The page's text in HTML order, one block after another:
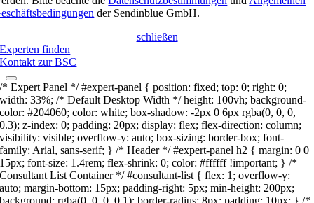
der Sendinblue GmbH.
schließen
Experten finden
Kontakt zur BSC
/* Expert Panel */ #expert-panel { position: fixed; top: 0; right: 0;
width: 33%; /* Default Desktop Width */ height: 100vh; background-
color: #204060; color: white; box-shadow: -2px 0 6px rgba(0, 0, 0,
0.3); z-index: 0; padding: 20px; display: flex; flex-direction: column;
visibility: visible; overflow-y: auto; box-sizing: border-box; font-
family: Arial, sans-serif; } /* Header */ #expert-panel h2 { margin: 0 0
15px; font-size: 1.4rem; flex-shrink: 0; color: #ffffff !important; } /*
Consultant List Container */ #consultant-list { flex: 1; overflow-y:
auto; margin-bottom: 15px; padding-right: 5px; min-height: 200px;
background: rgba(0, 0, 0, 0.1); border-radius: 8px; padding: 10px; } /*